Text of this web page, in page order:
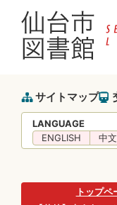
サイトマップ
LANGUAGE
ENGLISH
中
トップペ